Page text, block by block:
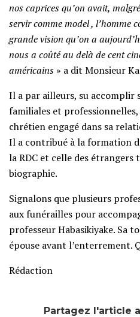
nos caprices qu’on avait,
servir comme model , l’homme
grande vision qu’on a
nous a coûté au delà de cent
américains » a dit Monsieur
Il a par ailleurs, su accomplir
familiales et
chrétien engagé dans sa
Il a contribué à la formation
la RDC et celle des étrangers
biographie.
Signalons que plusieurs
aux funérailles pour
professeur Habasikiyake. Sa
épouse avant l’enterrement.
Rédaction
Partagez l'article